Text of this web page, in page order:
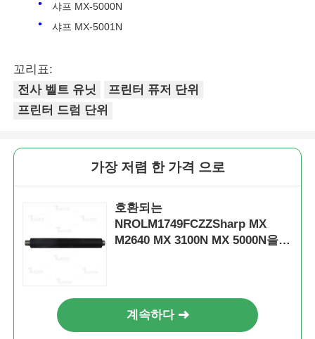
샤프 MX-5000N
샤프 MX-5001N
꼬리표:
전사 벨트 유닛
프린터 퓨저 단위
프린터 드럼 단위
가장 저렴 한 가격 으로
호환되는
NROLM1749FCZZSharp MX
M2640 MX 3100N MX 5000N을위
계속하다